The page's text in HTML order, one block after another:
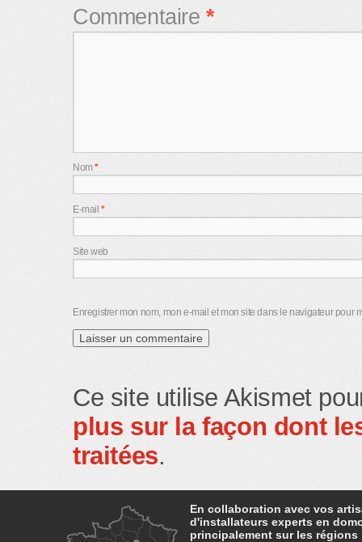
Commentaire*
Nom*
E-mail*
Site web
Enregistrer mon nom, mon e-mail et mon site dans le navigateur pour
Ce site utilise Akismet
plus sur la façon dont
traitées.
En collaboration avec vos
d'installateurs experts en
principalement sur les régions